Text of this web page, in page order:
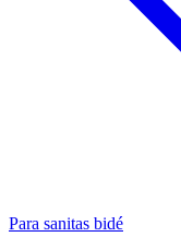
Para sanitas bidé